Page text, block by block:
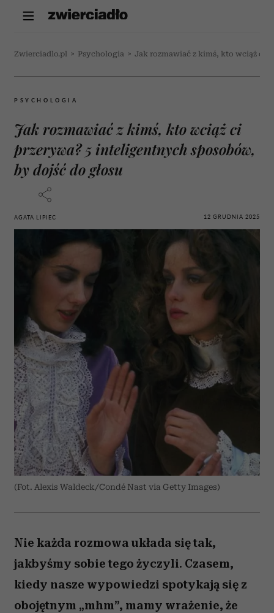
Zwierciadlo.pl > Psychologia > Jak rozmawiać z kimś, kto wciąż ci
PSYCHOLOGIA
Jak rozmawiać z kimś, kto wciąż ci
przerywa? 5 inteligentnych sposobów,
by dojść do głosu
AGATA LIPIEC 12 GRUDNIA 2025
(Fot. Alexis Waldeck/Condé Nast via Getty Images)
Nie każda rozmowa układa się tak,
jakbyśmy sobie tego życzyli. Czasem,
kiedy nasze wypowiedzi spotykają się z
obojętnym „mhm”, mamy wrażenie, że